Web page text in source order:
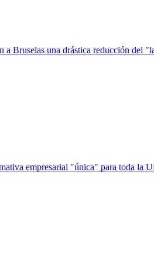
a Bruselas una drástica reducción del
empresarial "única" para toda la